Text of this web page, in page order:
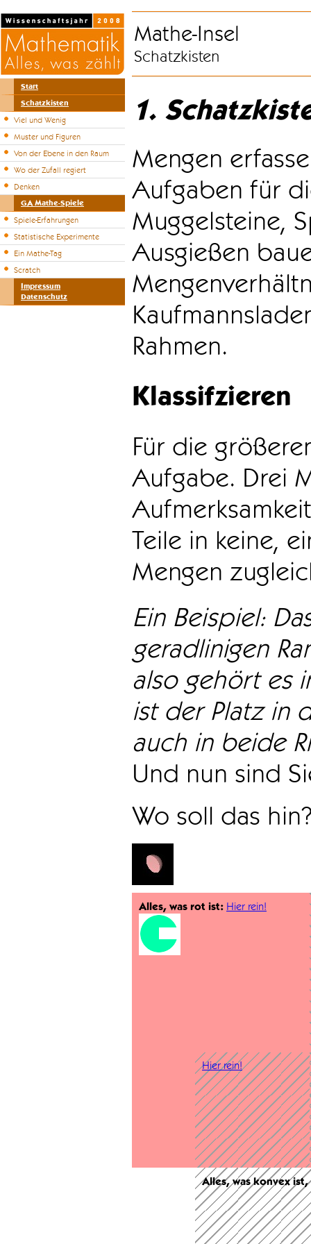
Start
Schatzkisten
Viel und Wenig
Muster und Figuren
Von der Ebene in den Raum
Wo der Zufall regiert
Denken
GA Mathe-Spiele
Spiele-Erfahrungen
Statistische Experimente
Ein Mathe-Tag
Scratch
Impressum
Datenschutz
Mathe-Insel
Schatzkisten
1.
Mengen
Aufgaben für
Muggelsteine,
Ausgießen
Rahmen.
Klassifzieren
Für die
Aufgabe. Drei
Teile in keine,
Mengen
Ein Beispiel:
geradlinigen
also gehört es
ist der Platz in
auch in beide
Und nun sind
Wo soll das
Alles, was rot ist: Hier rein!
Hier rein!
Alles, was konvex